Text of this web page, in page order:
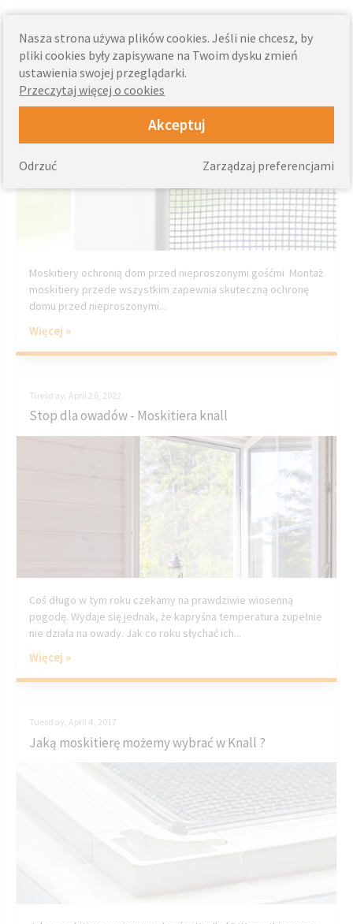
Tuesday, March 28, 2017
Moskitiery ochronią dom przed nieproszonymi
gośćmi
Moskitiery ochronią dom przed nieproszonymi gośćmi Montaż
moskitiery przede wszystkim zapewnia skuteczną ochronę
domu przed nieproszonymi...
Więcej »
Tuesday, April 26, 2022
Stop dla owadów - Moskitiera knall
Coś długo w tym roku czekamy na prawdziwie wiosenną
pogodę. Wydaje się jednak, że kapryśna temperatura zupełnie
nie działa na owady. Jak co roku słychać ich...
Więcej »
Tuesday, April 4, 2017
Jaką moskitierę możemy wybrać w Knall ?
Nasza strona używa plików cookies. Jeśli nie chcesz, by
pliki cookies były zapisywane na Twoim dysku zmień
ustawienia swojej przeglądarki.
Przeczytaj więcej o cookies
Akceptuj
Zarządzaj preferencjami
Odrzuć